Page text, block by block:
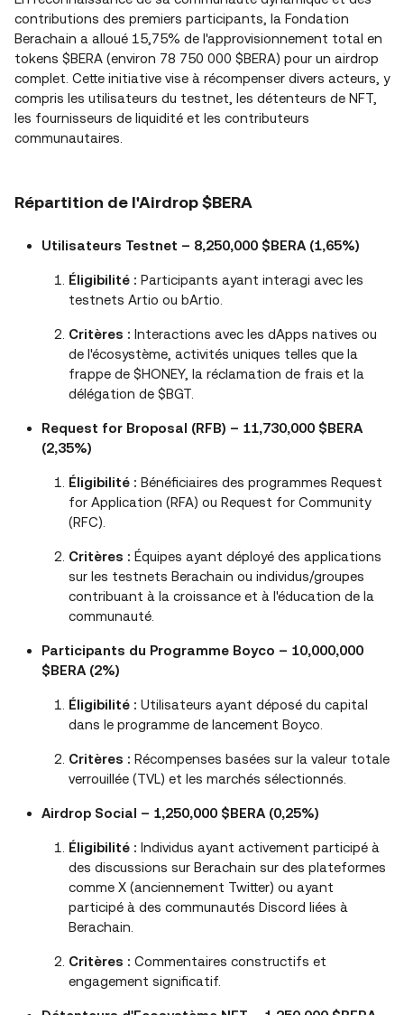
contributions des premiers participants, la Fondation
Berachain a alloué 15,75% de l'approvisionnement total en
tokens $BERA (environ 78 750 000 $BERA) pour un airdrop
complet. Cette initiative vise à récompenser divers acteurs, y
compris les utilisateurs du testnet, les détenteurs de NFT,
les fournisseurs de liquidité et les contributeurs
communautaires.
Répartition de l'Airdrop $BERA
Utilisateurs Testnet – 8,250,000 $BERA (1,65%)
Éligibilité : Participants ayant interagi avec les
testnets Artio ou bArtio.
Critères : Interactions avec les dApps natives ou
de l'écosystème, activités uniques telles que la
frappe de $HONEY, la réclamation de frais et la
délégation de $BGT.
Request for Broposal (RFB) – 11,730,000 $BERA
(2,35%)
Éligibilité : Bénéficiaires des programmes Request
for Application (RFA) ou Request for Community
(RFC).
Critères : Équipes ayant déployé des applications
sur les testnets Berachain ou individus/groupes
contribuant à la croissance et à l'éducation de la
communauté.
Participants du Programme Boyco – 10,000,000
$BERA (2%)
Éligibilité : Utilisateurs ayant déposé du capital
dans le programme de lancement Boyco.
Critères : Récompenses basées sur la valeur totale
verrouillée (TVL) et les marchés sélectionnés.
Airdrop Social – 1,250,000 $BERA (0,25%)
Éligibilité : Individus ayant activement participé à
des discussions sur Berachain sur des plateformes
comme X (anciennement Twitter) ou ayant
participé à des communautés Discord liées à
Berachain.
Critères : Commentaires constructifs et
engagement significatif.